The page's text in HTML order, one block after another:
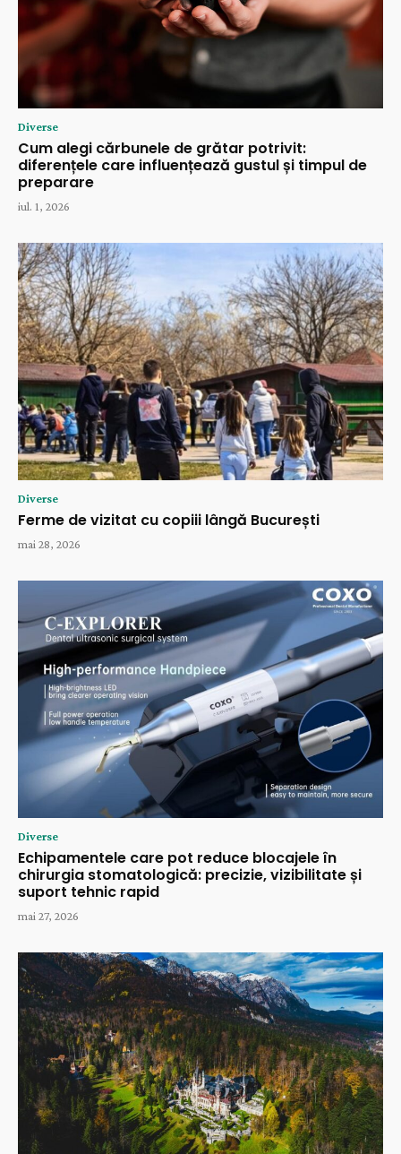
Diverse
Cum alegi cărbunele de grătar potrivit:
diferențele care influențează gustul și timpul de
preparare
iul. 1, 2026
Diverse
Ferme de vizitat cu copiii lângă București
mai 28, 2026
Diverse
Echipamentele care pot reduce blocajele în
chirurgia stomatologică: precizie, vizibilitate și
suport tehnic rapid
mai 27, 2026